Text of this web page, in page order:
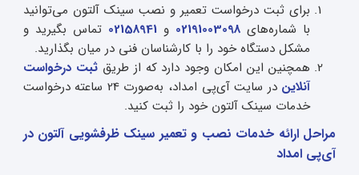
برای ثبت درخواست تعمیر و نصب سینک آلتون می‌توانید
با شماره‌های 02191003098 و 02158941 تماس بگیرید و
مشکل دستگاه خود را با کارشناسان فنی در میان بگذارید.
همچنین این امکان وجود دارد که از طریقثبت درخواست
آنلاین
در سایت آی‌پی امداد، به‌صورت 24 ساعته درخواست
خدمات سینک آلتون خود را ثبت کنید.
مراحل ارائه خدمات نصب و تعمیر سینک ظرفشویی آلتون در
آی‌پی امداد